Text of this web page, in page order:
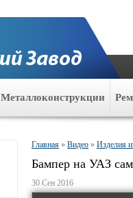
Металлоконструкции
Главная » Видео » Изделия
Бампер на УАЗ
30 Сен 2016